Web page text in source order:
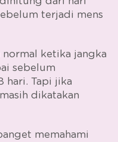
terjadi mens
normal ketika jangka
sebelum
hari. Tapi jika
dikatakan
memahami